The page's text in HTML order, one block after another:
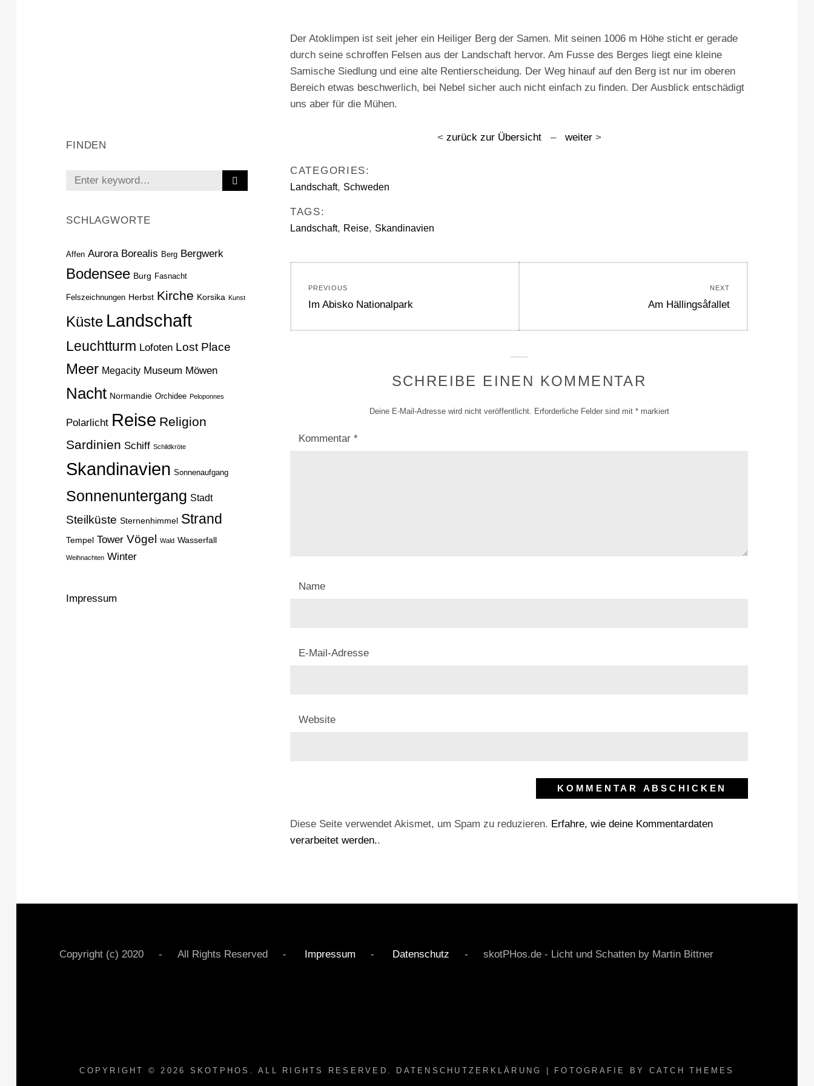
Der Atoklimpen ist seit jeher ein Heiliger Berg der Samen. Mit seinen 1006 m Höhe sticht er gerade
durch seine schroffen Felsen aus der Landschaft hervor. Am Fusse des Berges liegt eine kleine
Samische Siedlung und eine alte Rentierscheidung. Der Weg hinauf auf den Berg ist nur im oberen
Bereich etwas beschwerlich, bei Nebel sicher auch nicht einfach zu finden. Der Ausblick entschädigt
uns aber für die Mühen.
< zurück zur Übersicht– weiter >
CATEGORIES:
Landschaft, Schweden
TAGS:
Landschaft, Reise, Skandinavien
PREVIOUS
Previous
Im Abisko Nationalpark
NEXT
Next
Am Hällingsåfallet
SCHREIBE EINEN KOMMENTAR
Deine E-Mail-Adresse wird nicht veröffentlicht. Erforderliche Felder sind mit *markiert
Kommentar *
Name
E-Mail-Adresse
Website
Diese Seite verwendet Akismet, um Spam zu reduzieren. Erfahre, wie deine Kommentardaten
verarbeitet werden..
FINDEN
Search
SCHLAGWORTE
Affen Aurora Borealis Berg Bergwerk
Bodensee Burg Fasnacht
Felszeichnungen Herbst Kirche Korsika Kunst
Küste Landschaft
Leuchtturm Lofoten Lost Place
Meer Megacity Museum Möwen
Nacht Normandie Orchidee Peloponnes
Polarlicht Reise Religion
Sardinien Schiff Schildkröte
Skandinavien Sonnenaufgang
Sonnenuntergang Stadt
Steilküste Sternenhimmel Strand
Tempel Tower Vögel Wald Wasserfall
Weihnachten Winter
Impressum
Copyright (c) 2020 - All Rights Reserved - Impressum - Datenschutz - skotPHos.de - Licht und Schatten by Martin Bittner
COPYRIGHT © 2026 SKOTPHOS . ALL RIGHTS RESERVED. DATENSCHUTZERKLÄRUNG | FOTOGRAFIE BY CATCH THEMES